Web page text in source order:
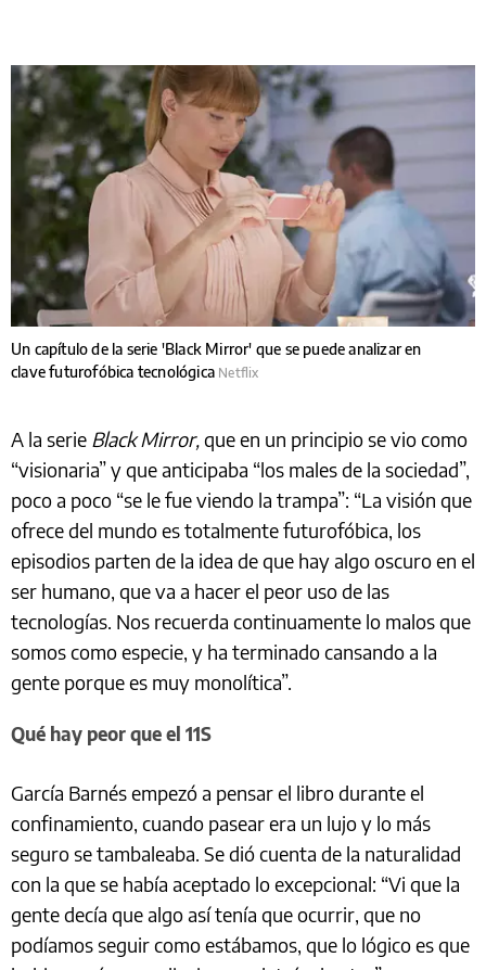
Un capítulo de la serie 'Black Mirror' que se puede analizar en
clave futurofóbica tecnológica Netflix
A la serie Black Mirror,que en un principio se vio como
“visionaria” y que anticipaba “los males de la sociedad”,
poco a poco “se le fue viendo la trampa”: “La visión que
ofrece del mundo es totalmente futurofóbica, los
episodios parten de la idea de que hay algo oscuro en el
ser humano, que va a hacer el peor uso de las
tecnologías. Nos recuerda continuamente lo malos que
somos como especie, y ha terminado cansando a la
gente porque es muy monolítica”.
Qué hay peor que el 11S
García Barnés empezó a pensar el libro durante el
confinamiento, cuando pasear era un lujo y lo más
seguro se tambaleaba. Se dió cuenta de la naturalidad
con la que se había aceptado lo excepcional: “Vi que la
gente decía que algo así tenía que ocurrir, que no
podíamos seguir como estábamos, que lo lógico es que